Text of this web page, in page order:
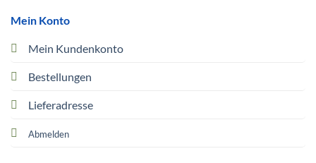
Mein Konto
Mein Kundenkonto
Bestellungen
Lieferadresse
Abmelden